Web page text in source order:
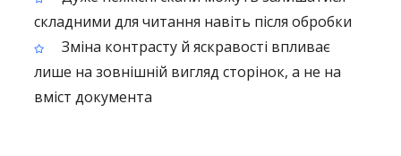
складними для читання навіть після обробки
Зміна контрасту й яскравості впливає
лише на зовнішній вигляд сторінок, а не на
вміст документа